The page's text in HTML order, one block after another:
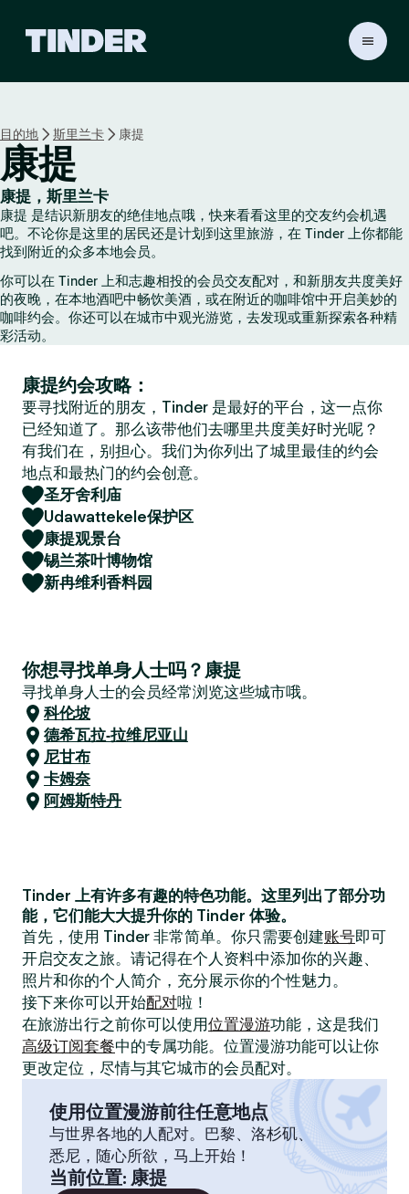
目的地 斯里兰卡 康提
康提
康提，斯里兰卡
康提 是结识新朋友的绝佳地点哦，快来看看这里的交友约会机遇
吧。不论你是这里的居民还是计划到这里旅游，在 Tinder 上你都能
找到附近的众多本地会员。
你可以在 Tinder 上和志趣相投的会员交友配对，和新朋友共度美好
的夜晚，在本地酒吧中畅饮美酒，或在附近的咖啡馆中开启美妙的
咖啡约会。你还可以在城市中观光游览，去发现或重新探索各种精
彩活动。
康提约会攻略：
要寻找附近的朋友，Tinder 是最好的平台，这一点你
已经知道了。那么该带他们去哪里共度美好时光呢？
有我们在，别担心。我们为你列出了城里最佳的约会
地点和最热门的约会创意。
圣牙舍利庙
Udawattekele保护区
康提观景台
锡兰茶叶博物馆
新冉维利香料园
你想寻找单身人士吗？康提
寻找单身人士的会员经常浏览这些城市哦。
科伦坡
德希瓦拉-拉维尼亚山
尼甘布
卡姆奈
阿姆斯特丹
Tinder 上有许多有趣的特色功能。这里列出了部分功
能，它们能大大提升你的 Tinder 体验。
首先，使用 Tinder 非常简单。你只需要创建账号即可
开启交友之旅。请记得在个人资料中添加你的兴趣、
照片和你的个人简介，充分展示你的个性魅力。
接下来你可以开始配对啦！
在旅游出行之前你可以使用位置漫游功能，这是我们
高级订阅套餐中的专属功能。位置漫游功能可以让你
更改定位，尽情与其它城市的会员配对。
使用位置漫游前往任意地点
与世界各地的人配对。巴黎、洛杉矶、
悉尼，随心所欲，马上开始！
当前位置: 康提